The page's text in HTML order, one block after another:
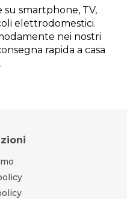
smartphone, TV,
elettrodomestici.
nei nostri
rapida a casa